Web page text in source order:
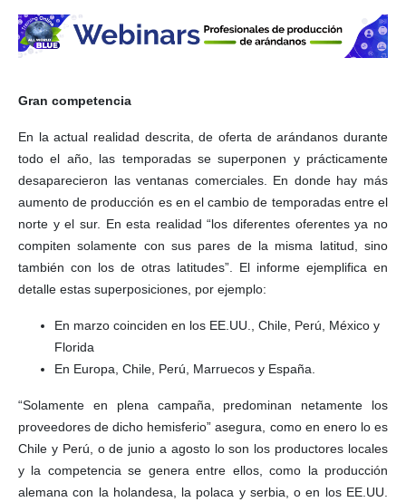
Gran competencia
En la actual realidad descrita, de oferta de arándanos durante
todo el año, las temporadas se superponen y prácticamente
desaparecieron las ventanas comerciales. En donde hay más
aumento de producción es en el cambio de temporadas entre el
norte y el sur. En esta realidad “los diferentes oferentes ya no
compiten solamente con sus pares de la misma latitud, sino
también con los de otras latitudes”. El informe ejemplifica en
detalle estas superposiciones, por ejemplo:
En marzo coinciden en los EE.UU., Chile, Perú, México y
Florida
En Europa, Chile, Perú, Marruecos y España.
“Solamente en plena campaña, predominan netamente los
proveedores de dicho hemisferio” asegura, como en enero lo es
Chile y Perú, o de junio a agosto lo son los productores locales
y la competencia se genera entre ellos, como la producción
alemana con la holandesa, la polaca y serbia, o en los EE.UU.